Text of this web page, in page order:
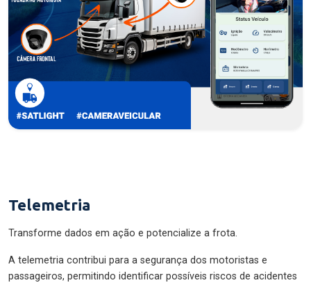
Telemetria
Transforme dados em ação e potencialize a frota.
A telemetria contribui para a segurança dos motoristas e
passageiros, permitindo identificar possíveis riscos de acidentes